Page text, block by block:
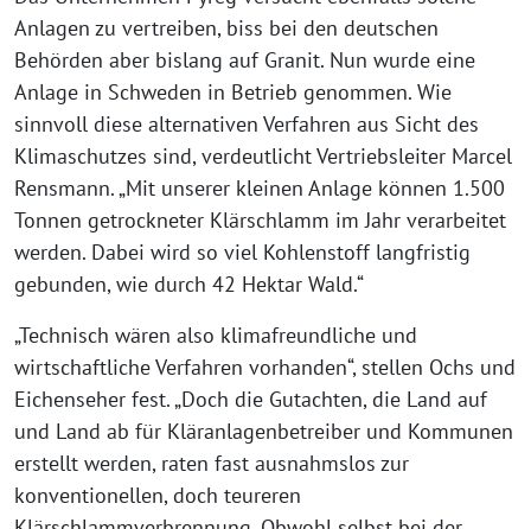
Anlagen zu vertreiben, biss bei den deutschen
Behörden aber bislang auf Granit. Nun wurde eine
Anlage in Schweden in Betrieb genommen. Wie
sinnvoll diese alternativen Verfahren aus Sicht des
Klimaschutzes sind, verdeutlicht Vertriebsleiter Marcel
Rensmann. „Mit unserer kleinen Anlage können 1.500
Tonnen getrockneter Klärschlamm im Jahr verarbeitet
werden. Dabei wird so viel Kohlenstoff langfristig
gebunden, wie durch 42 Hektar Wald.“
„Technisch wären also klimafreundliche und
wirtschaftliche Verfahren vorhanden“, stellen Ochs und
Eichenseher fest. „Doch die Gutachten, die Land auf
und Land ab für Kläranlagenbetreiber und Kommunen
erstellt werden, raten fast ausnahmslos zur
konventionellen, doch teureren